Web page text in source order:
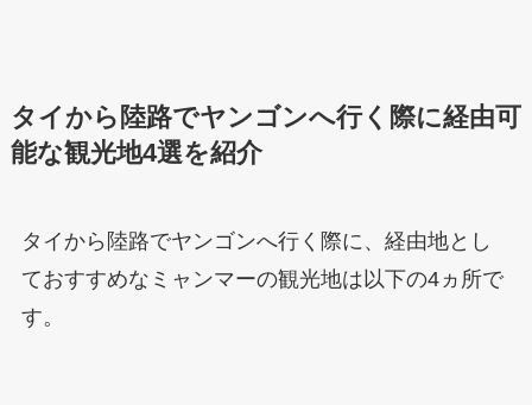
タイから陸路でヤンゴンへ行く際に経由可
能な観光地4選を紹介
タイから陸路でヤンゴンへ行く際に、経由地とし
ておすすめなミャンマーの観光地は以下の4ヵ所で
す。